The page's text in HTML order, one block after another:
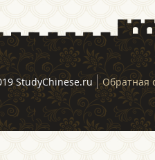
StudyChinese.ru Обратная